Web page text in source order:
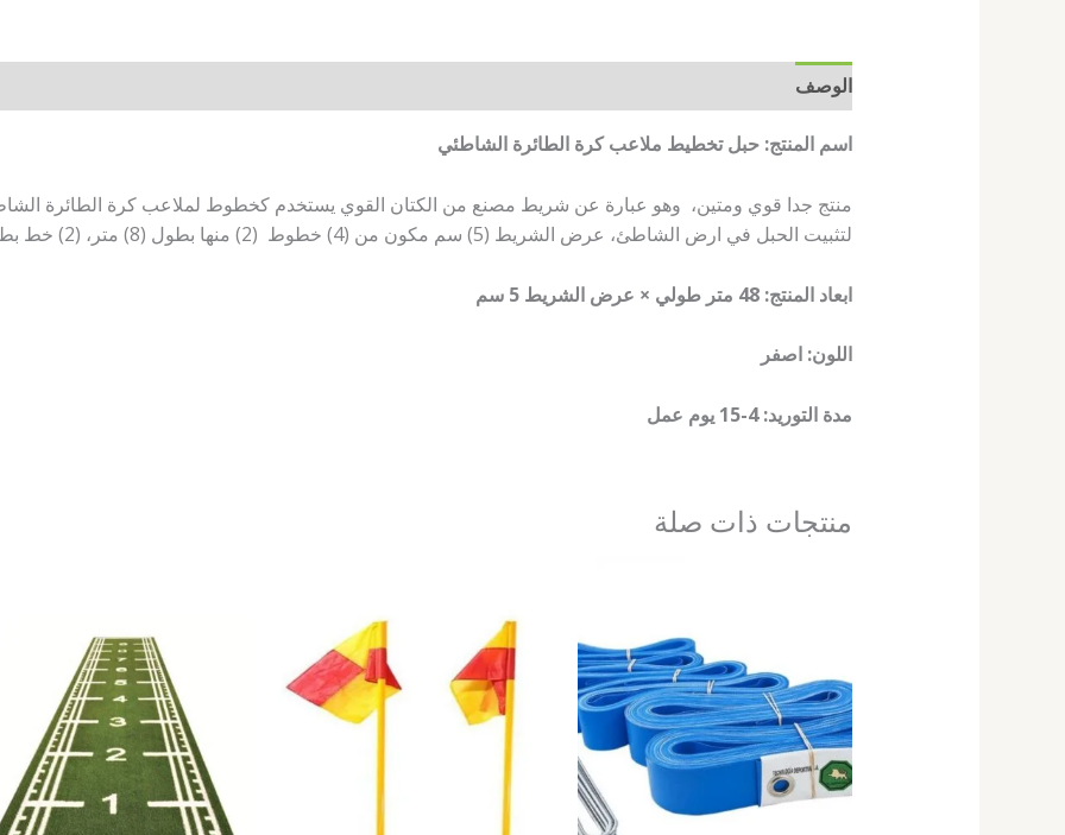
الوصف
اسم المنتج: حبل تخطيط ملاعب كرة الطائرة الشاطئي
منتج جدا قوي ومتين، وهو عبارة عن شريط مصنع من الكتان القوي يستخدم كخطوط لملاعب كرة الطائرة
لتثبيت الحبل في ارض الشاطئ، عرض الشريط (5) سم مكون من (4) خطوط (2) منها بطول (8) متر، (2) خط بطول (16) متر.
ابعاد المنتج: 48 متر طولي × عرض الشريط 5 سم
اللون: اصفر
مدة التوريد: 4-15 يوم عمل
منتجات ذات صلة